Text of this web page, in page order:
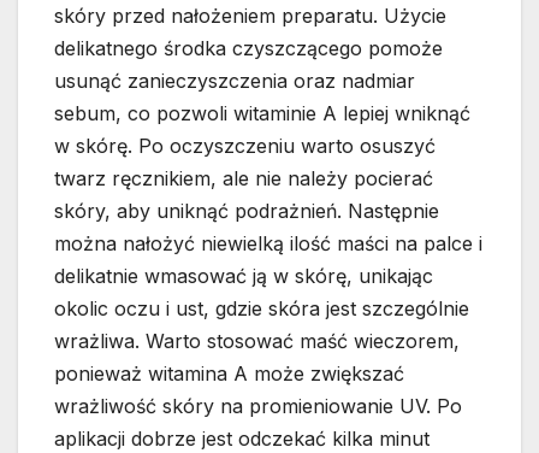
skóry przed nałożeniem preparatu. Użycie
delikatnego środka czyszczącego pomoże
usunąć zanieczyszczenia oraz nadmiar
sebum, co pozwoli witaminie A lepiej wniknąć
w skórę. Po oczyszczeniu warto osuszyć
twarz ręcznikiem, ale nie należy pocierać
skóry, aby uniknąć podrażnień. Następnie
można nałożyć niewielką ilość maści na palce i
delikatnie wmasować ją w skórę, unikając
okolic oczu i ust, gdzie skóra jest szczególnie
wrażliwa. Warto stosować maść wieczorem,
ponieważ witamina A może zwiększać
wrażliwość skóry na promieniowanie UV. Po
aplikacji dobrze jest odczekać kilka minut